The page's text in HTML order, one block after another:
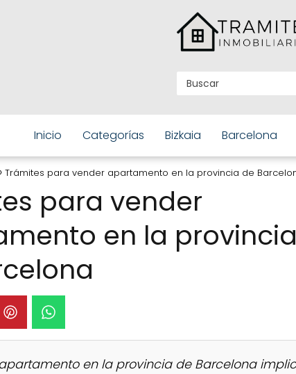
Inicio Categorías Bizkaia Barcelona
Trámites para vender apartamento en la provincia de
para vender
en la provincia
en la provincia de Barcelona